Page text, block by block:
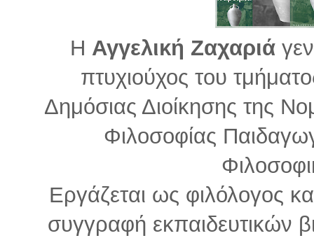
Η Αγγελική Ζαχαριά
πτυχιούχος του
Δημόσιας Διοίκησης της
Φιλοσοφίας
Εργάζεται ως φιλόλογος
συγγραφή εκπαιδευτικών